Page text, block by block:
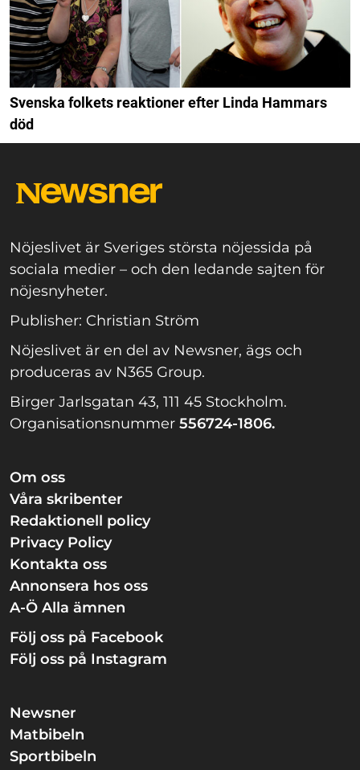
Svenska folkets reaktioner efter Linda Hammars
död
Nöjeslivet är Sveriges största nöjessida på
sociala medier – och den ledande sajten för
nöjesnyheter.
Publisher: Christian Ström
Nöjeslivet är en del av Newsner, ägs och
produceras av N365 Group.
Birger Jarlsgatan 43, 111 45 Stockholm.
Organisationsnummer 556724-1806.
Om oss
Våra skribenter
Redaktionell policy
Privacy Policy
Kontakta oss
Annonsera hos oss
A-Ö Alla ämnen
Följ oss på Facebook
Följ oss på Instagram
Newsner
Matbibeln
Sportbibeln